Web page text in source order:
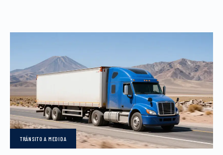
TRÁNSITOA MEDIDA